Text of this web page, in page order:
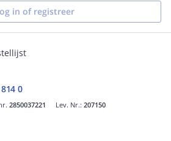
in of registreer
0
2850037221 Lev. Nr.: 207150